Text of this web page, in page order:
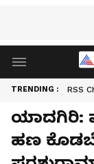
TRENDING : RSS
ಯಾದಗಿರಿ:
ಹಣ